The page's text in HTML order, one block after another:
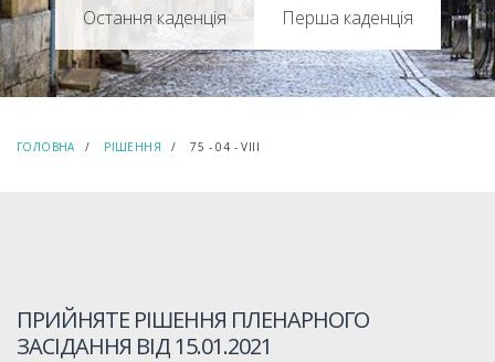
Перша каденція
ГОЛОВНА РІШЕННЯ 75 - 04 - VIII
ПРИЙНЯТЕ РІШЕННЯ ПЛЕНАРНОГО
ЗАСІДАННЯ ВІД15.01.2021